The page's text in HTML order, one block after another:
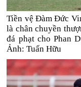
Tiền vệ Đàm Đức
là chân chuyền
đá phạt cho Phan
Ảnh: Tuấn Hữu